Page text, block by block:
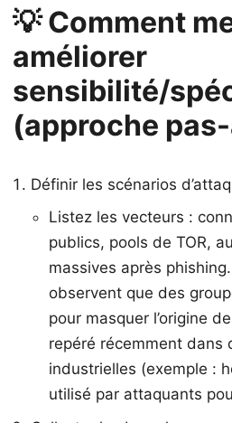
💡 Comment
améliorer
sensibilité/
(approche
Définir les scénarios
Listez les vecteurs :
publics, pools de TOR,
massives après
observent que des
pour masquer l’origine
repéré récemment dans
industrielles (exemple :
utilisé par attaquants